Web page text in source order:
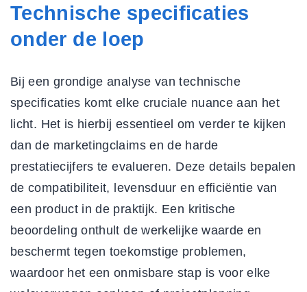
Technische specificaties
onder de loep
Bij een grondige analyse van technische
specificaties komt elke cruciale nuance aan het
licht. Het is hierbij essentieel om verder te kijken
dan de marketingclaims en de harde
prestatiecijfers te evalueren. Deze details bepalen
de compatibiliteit, levensduur en efficiëntie van
een product in de praktijk. Een kritische
beoordeling onthult de werkelijke waarde en
beschermt tegen toekomstige problemen,
waardoor het eenonmisbare stap is voor elke